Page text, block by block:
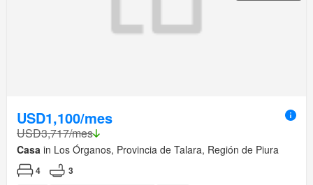
USD1,100/mes
USD3,717/mes
Casa in Los Órganos, Provincia de Talara, Región de Piura
4 3